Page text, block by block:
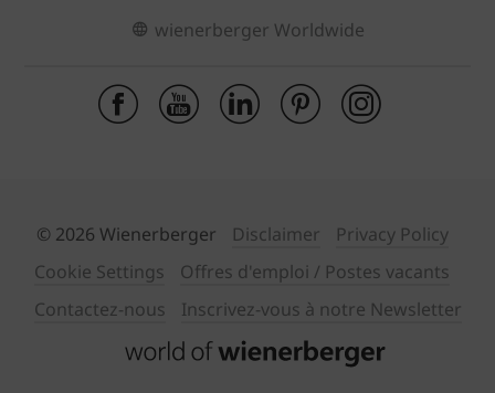
wienerberger Worldwide
© 2026 Wienerberger Disclaimer
Privacy Policy
Cookie Settings
Offres d'emploi / Postes vacants
Contactez-nous
Inscrivez-vous à notre Newsletter